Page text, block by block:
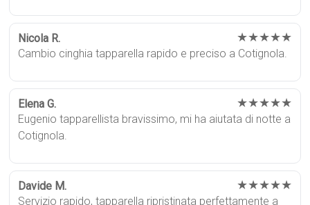
Nicola R. ★★★★★
Cambio cinghia tapparella rapido e preciso a Cotignola.
Elena G. ★★★★★
Eugenio tapparellista bravissimo, mi ha aiutata di notte a
Cotignola.
Davide M. ★★★★★
Servizio rapido, tapparella ripristinata perfettamente a